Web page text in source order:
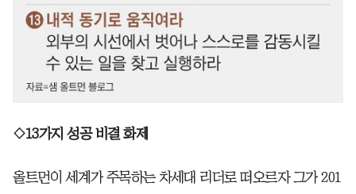
◇13가지 성공 비결 화제
올트먼이 세계가 주목하는 차세대 리더로 떠오르자 그가 201